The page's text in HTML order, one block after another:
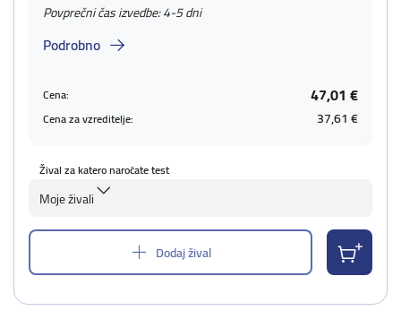
Povprečni čas izvedbe: 4-5 dni
Podrobno
Cena: 47,01 €
Cena za vzreditelje: 37,61 €
Žival za katero naročate test
Moje živali
Dodaj žival